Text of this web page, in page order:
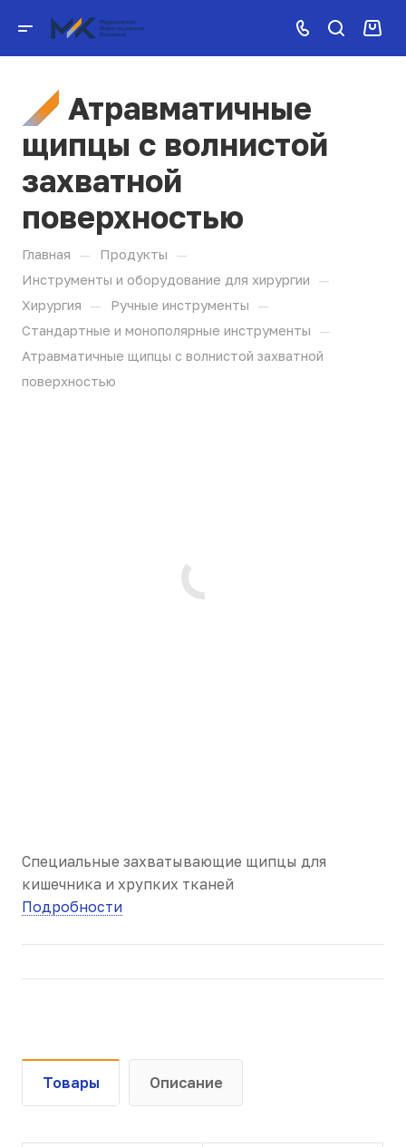
Атравматичные
щипцы с волнистой
захватной
поверхностью
Главная — Продукты —
Инструменты и оборудование для хирургии —
Хирургия — Ручные инструменты —
Стандартные и монополярные инструменты —
Атравматичные щипцы с волнистой захватной
поверхностью
Специальные захватывающие щипцы для
кишечника и хрупких тканей
Подробности
Товары Описание